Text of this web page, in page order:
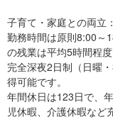
子育て・家庭との両立：
勤務時間は原則8:00～
の残業は平均5時間程度
完全深夜2日制（日曜
得可能です。
年間休日は123日で、
児休暇、介護休暇など